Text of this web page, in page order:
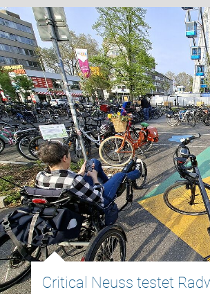
Critical Neuss testet